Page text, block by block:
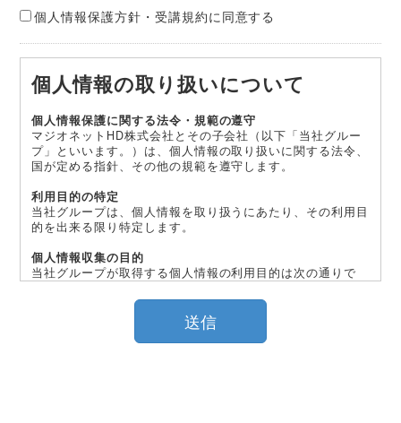
個人情報保護方針・受講規約に同意する
個人情報の取り扱いについて
個人情報保護に関する法令・規範の遵守
マジオネットHD株式会社とその子会社（以下「当社グルー
プ」といいます。）は、個人情報の取り扱いに関する法令、
国が定める指針、その他の規範を遵守します。
利用目的の特定
当社グループは、個人情報を取り扱うにあたり、その利用目
的を出来る限り特定します。
個人情報収集の目的
当社グループが取得する個人情報の利用目的は次の通りで
1.広報活動の推進、改善に必要な調査のため
2.当社グループの商品やサービス等を案内するため
3.その他上記に関連する事務処理等を適切かつ円滑に行うた
送信